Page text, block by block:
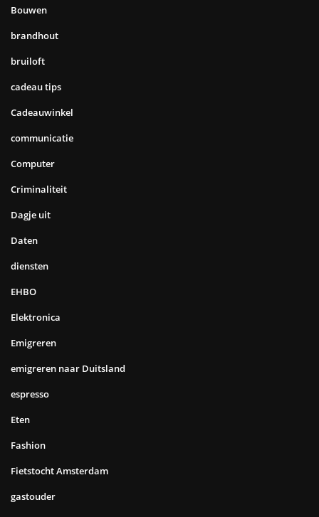
Bouwen
brandhout
bruiloft
cadeau tips
Cadeauwinkel
communicatie
Computer
Criminaliteit
Dagje uit
Daten
diensten
EHBO
Elektronica
Emigreren
emigreren naar Duitsland
espresso
Eten
Fashion
Fietstocht Amsterdam
gastouder